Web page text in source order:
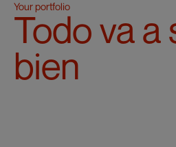
Your portfolio
Todo va a
bien